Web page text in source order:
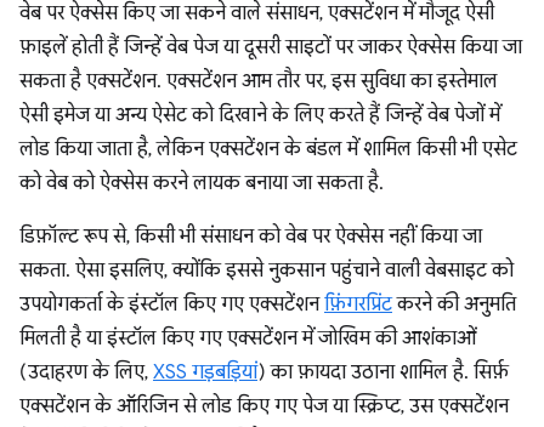
वेब पर ऐक्सेस किए जा सकने वाले संसाधन, एक्सटेंशन में मौजूद ऐसी
फ़ाइलें होती हैं जिन्हें वेब पेज या दूसरी साइटों पर जाकर ऐक्सेस किया जा
सकता है एक्सटेंशन. एक्सटेंशन आम तौर पर, इस सुविधा का इस्तेमाल
ऐसी इमेज या अन्य ऐसेट को दिखाने के लिए करते हैं जिन्हें वेब पेजों में
लोड किया जाता है, लेकिन एक्सटेंशन के बंडल में शामिल किसी भी एसेट
को वेब को ऐक्सेस करने लायक बनाया जा सकता है.
डिफ़ॉल्ट रूप से, किसी भी संसाधन को वेब पर ऐक्सेस नहीं किया जा
सकता. ऐसा इसलिए, क्योंकि इससे नुकसान पहुंचाने वाली वेबसाइट को
उपयोगकर्ता के इंस्टॉल किए गए एक्सटेंशनफ़िंगरप्रिंटकरने की अनुमति
मिलती है या इंस्टॉल किए गए एक्सटेंशन में जोखिम की आशंकाओं
(उदाहरण के लिए, XSS गड़बड़ियां) का फ़ायदा उठाना शामिल है. सिर्फ़
एक्सटेंशन के ऑरिजिन से लोड किए गए पेज या स्क्रिप्ट, उस एक्सटेंशन